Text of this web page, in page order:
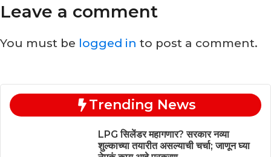
Leave a comment
You must be logged in to post a comment.
Trending News
LPG सिलेंडर महागणार? सरकार नव्या
शुल्काच्या तयारीत असल्याची चर्चा; जाणून घ्या